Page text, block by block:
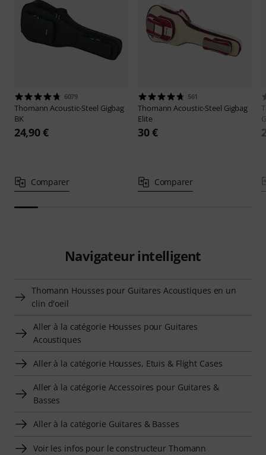
6079
ThomannAcoustic-Steel Gigbag
BK
24,90 €
Comparer
561
ThomannAcoustic-Steel Gigbag
Elite
30 €
Comparer
Navigateur intelligent
Thomann Housses pour Guitares Acoustiques en un
clin d'oeil
Aller à la catégorie Housses pour Guitares
Acoustiques
Aller à la catégorie Housses, Etuis & Flight Cases
Aller à la catégorie Accessoires pour Guitares &
Basses
Aller à la catégorie Guitares & Basses
Voir les infos pour le constructeur Thomann